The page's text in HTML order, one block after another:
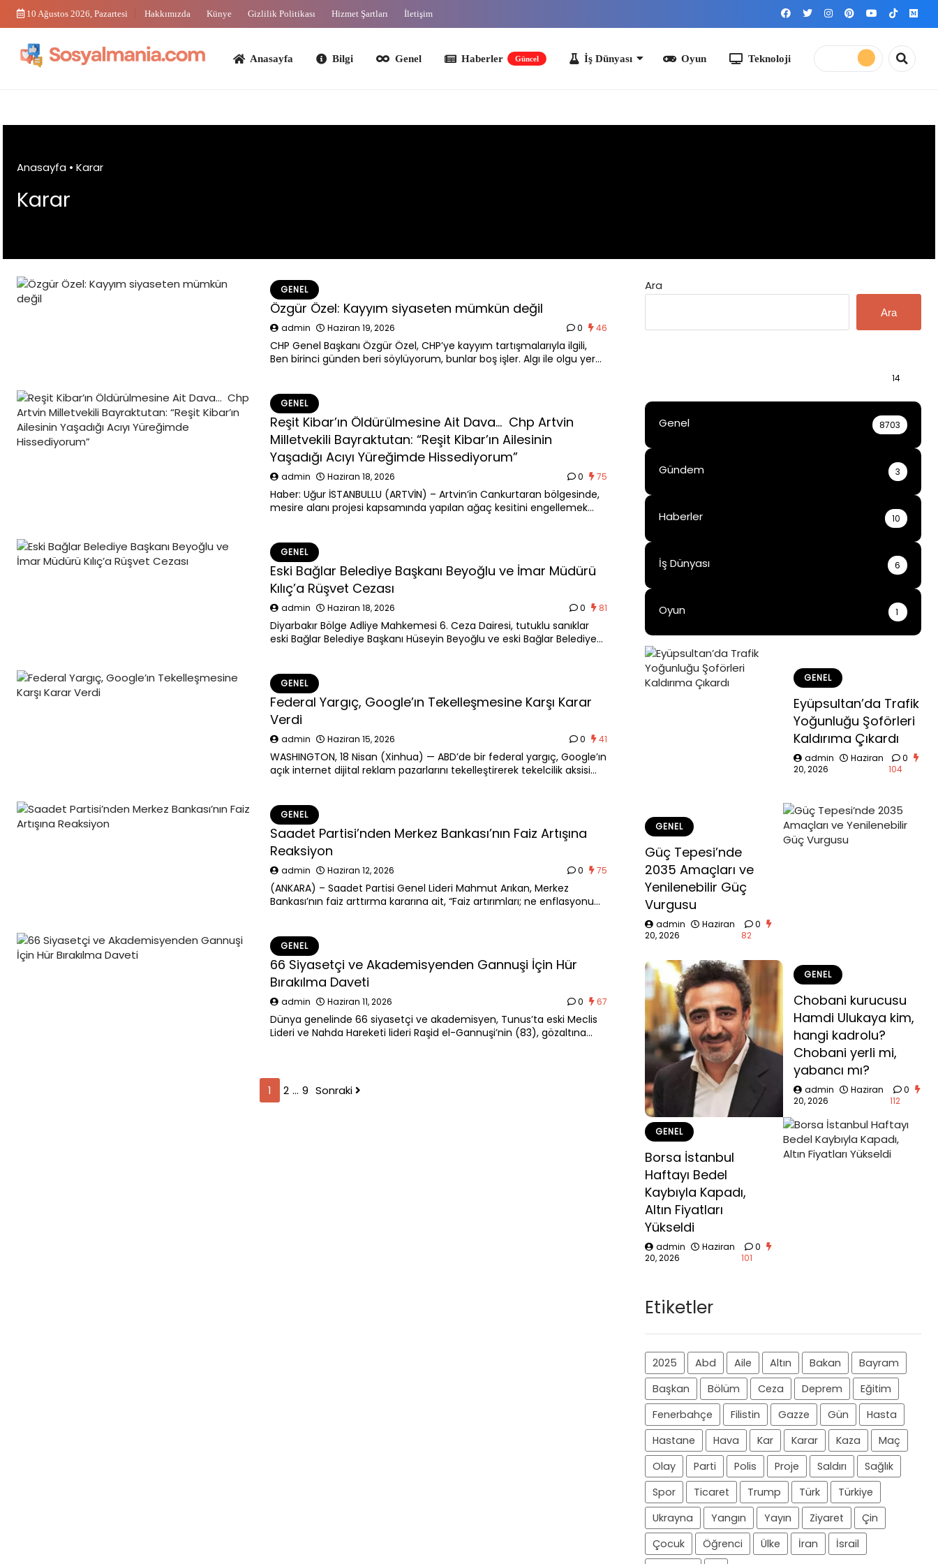
Skip
10 Ağustos 2026, Pazartesi Hakkımızda Künye Gizlilik Politikası Hizmet Şartları İletişim
Anasayfa Bilgi Genel Haberler İş Dünyası Teknoloji
Anasayfa • Karar
Karar
GENEL
Özgür Özel: Kayyım siyaseten mümkün değil
admin Haziran 19, 2026 0 46
CHP Genel Başkanı Özgür Özel, CHP’ye kayyım tartışmalarıyla ilgili,
Ben birinci günden beri söylüyorum, bunlar boş işler. Algı ile olgu yer
GENEL
Reşit Kibar’ın Öldürülmesine Ait Dava… Chp Artvin
Milletvekili Bayraktutan: “Reşit Kibar’ın Ailesinin
Yaşadığı Acıyı Yüreğimde Hissediyorum”
admin Haziran 18, 2026 0 75
Haber: Uğur İSTANBULLU (ARTVİN) – Artvin’in Cankurtaran bölgesinde,
mesire alanı projesi kapsamında yapılan ağaç kesitini engellemek
GENEL
Eski Bağlar Belediye Başkanı Beyoğlu ve İmar Müdürü
Kılıç’a Rüşvet Cezası
admin Haziran 18, 2026 0 81
Diyarbakır Bölge Adliye Mahkemesi 6. Ceza Dairesi, tutuklu sanıklar
eski Bağlar Belediye Başkanı Hüseyin Beyoğlu ve eski Bağlar Belediyesi
GENEL
Federal Yargıç, Google’ın Tekelleşmesine Karşı Karar
Verdi
admin Haziran 15, 2026 0 41
WASHINGTON, 18 Nisan (Xinhua) — ABD’de bir federal yargıç, Google’ın
açık internet dijital reklam pazarlarını tekelleştirerek tekelcilik aksisi
GENEL
Saadet Partisi’nden Merkez Bankası’nın Faiz Artışına
Reaksiyon
admin Haziran 12, 2026 0 75
(ANKARA) – Saadet Partisi Genel Lideri Mahmut Arıkan, Merkez
Bankası’nın faiz arttırma kararına ait, “Faiz artırımları; ne enflasyonu
GENEL
66 Siyasetçi ve Akademisyenden Gannuşi İçin Hür
Bırakılma Daveti
admin Haziran 11, 2026 0 67
Dünya genelinde 66 siyasetçi ve akademisyen, Tunus’ta eski Meclis
Lideri ve Nahda Hareketi lideri Raşid el-Gannuşi’nin (83), gözaltına
1 2 … 9 Sonraki
Ara
Ara
14
Genel 8703
Gündem 3
Haberler 10
İş Dünyası 6
Oyun 1
GENEL
Eyüpsultan’da Trafik
Yoğunluğu Şoförleri
Kaldırıma Çıkardı
admin
Haziran
20, 2026
0
104
GENEL
Güç Tepesi’nde
2035 Amaçları ve
Yenilenebilir Güç
Vurgusu
admin
Haziran
20, 2026
0
82
GENEL
Chobani kurucusu
Hamdi Ulukaya kim,
hangi kadrolu?
Chobani yerli mi,
yabancı mı?
admin
Haziran
20, 2026
0
112
GENEL
Borsa İstanbul
Haftayı Bedel
Kaybıyla Kapadı,
Altın Fiyatları
Yükseldi
admin
Haziran
20, 2026
0
101
Etiketler
2025 Abd Aile Altın Bakan
Bayram
Başkan
Bölüm Ceza Deprem
Eğitim
Fenerbahçe
Filistin Gazze Gün
Hasta
Hastane
Hava Kar Karar Kaza
Maç
Olay
Parti Polis Proje Saldırı
Sağlık
Spor
Ticaret Trump Türk
Türkiye
Ukrayna
Yangın Yayın Ziyaret
Çin
Çocuk
Öğrenci Ülke İran
İsrail